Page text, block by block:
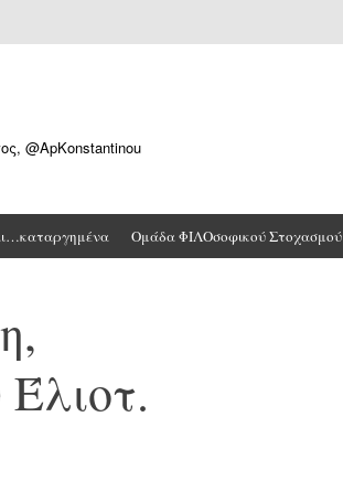
@ApKonstantinou
Ομάδα ΦΙΛΟσοφικού Στοχασμού